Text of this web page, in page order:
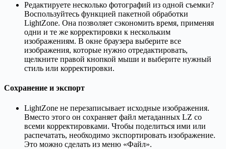
Редактируете несколько фотографий из одной съемки?
Воспользуйтесь функцией пакетной обработки
LightZone. Она позволяет сэкономить время, применяя
одни и те же корректировки к нескольким
изображениям. В окне браузера выберите все
изображения, которые нужно отредактировать,
щелкните правой кнопкой мыши и выберите нужный
стиль или корректировки.
Сохранение и экспорт
LightZone не перезаписывает исходные изображения.
Вместо этого он сохраняет файл метаданных LZ со
всеми корректировками. Чтобы поделиться ими или
распечатать, необходимо экспортировать изображение.
Это можно сделать из меню «Файл».